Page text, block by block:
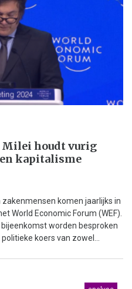
houdt vurig
kapitalisme
komen jaarlijks in
World Economic Forum (WEF).
worden besproken
koers van zowel...